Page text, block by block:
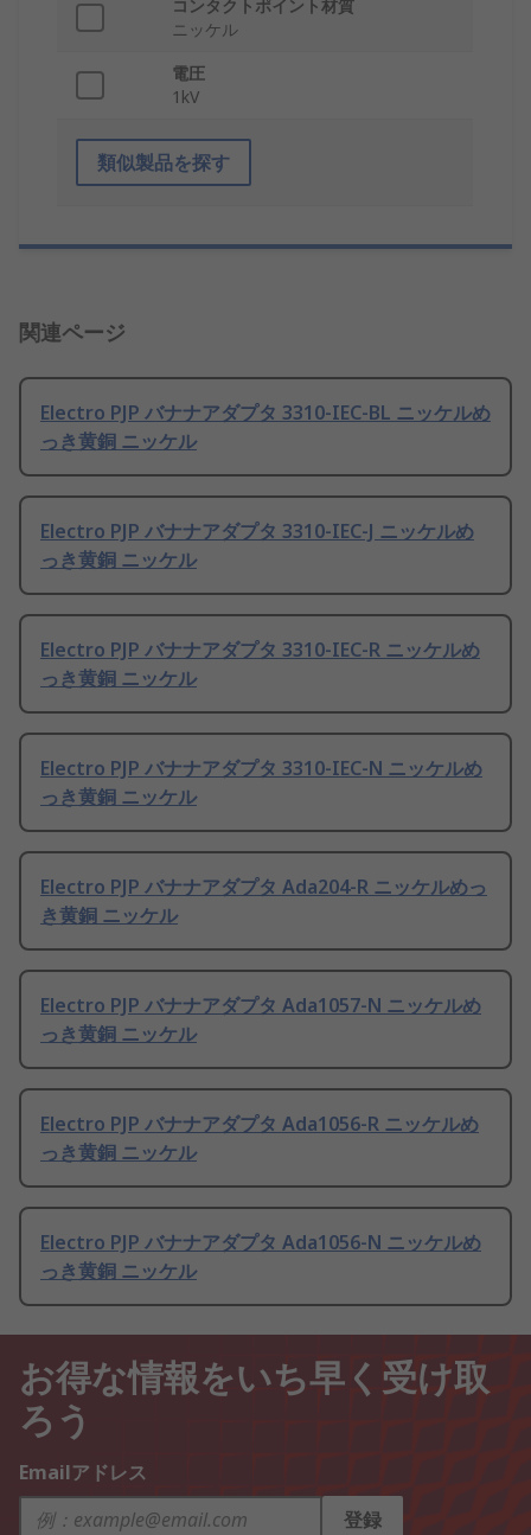
コンタクトポイント材質
ニッケル
電圧
1kV
類似製品を探す
関連ページ
Electro PJP バナナアダプタ 3310-IEC-BL ニッケルめ
っき黄銅 ニッケル
Electro PJP バナナアダプタ 3310-IEC-J ニッケルめ
っき黄銅 ニッケル
Electro PJP バナナアダプタ 3310-IEC-R ニッケルめ
っき黄銅 ニッケル
Electro PJP バナナアダプタ 3310-IEC-N ニッケルめ
っき黄銅 ニッケル
Electro PJP バナナアダプタ Ada204-R ニッケルめっ
き黄銅 ニッケル
Electro PJP バナナアダプタ Ada1057-N ニッケルめ
っき黄銅 ニッケル
Electro PJP バナナアダプタ Ada1056-R ニッケルめ
っき黄銅 ニッケル
Electro PJP バナナアダプタ Ada1056-N ニッケルめ
っき黄銅 ニッケル
お得な情報をいち早く受け取
ろう
Emailアドレス
登録